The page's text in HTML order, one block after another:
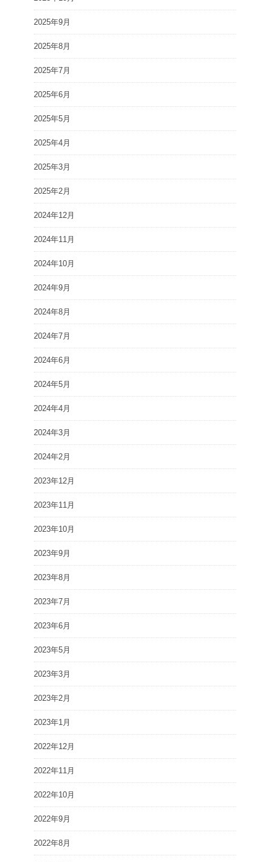
2025年9月
2025年8月
2025年7月
2025年6月
2025年5月
2025年4月
2025年3月
2025年2月
2024年12月
2024年11月
2024年10月
2024年9月
2024年8月
2024年7月
2024年6月
2024年5月
2024年4月
2024年3月
2024年2月
2023年12月
2023年11月
2023年10月
2023年9月
2023年8月
2023年7月
2023年6月
2023年5月
2023年3月
2023年2月
2023年1月
2022年12月
2022年11月
2022年10月
2022年9月
2022年8月